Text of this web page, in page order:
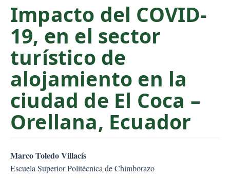
e
n
t
S
d
e
b
Impacto del COVID-
19, en el sector
turístico de
alojamiento en la
ciudad de El Coca –
Orellana, Ecuador
Marco Toledo Villacís
Escuela Superior Politécnica de Chimborazo